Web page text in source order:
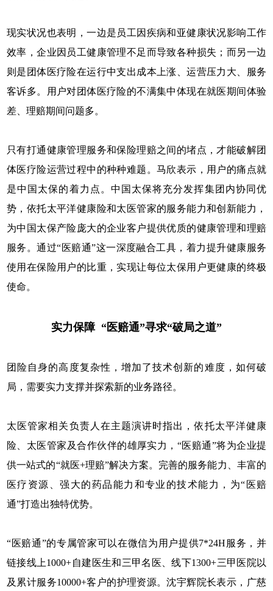
现实状况也表明，一边是员工因疾病和亚健康状况影响工作
效率，企业因员工健康管理不足而导致各种损失；而另一边
则是团体医疗险在运行中支出成本上涨、运营压力大、服务
客诉多。用户对团体医疗险的不满集中体现在就医期间体验
差、理赔期间问题多。
只有打通健康管理服务和保险理赔之间的堵点，才能破解团
体医疗险运营过程中的种种难题。马欣表示，用户的痛点就
是中国太保的着力点。中国太保将充分发挥集团内协同优
势，依托太平洋健康险和太医管家的服务能力和创新能力，
为中国太保产险庞大的企业客户提供优质的健康管理和理赔
服务。通过“医赔通”这一深度融合工具，着力提升健康服务
使用在保险用户的比重，实现让每位太保用户更健康的终极
使命。
实力保障 “医赔通”寻求“破局之道”
团险自身的高度复杂性，增加了技术创新的难度，如何破
局，需要实力支撑并探索新的业务路径。
太医管家相关负责人在主题演讲时指出，依托太平洋健康
险、太医管家及合作伙伴的雄厚实力，“医赔通”将为企业提
供一站式的“就医+理赔”解决方案。完善的服务能力、丰富的
医疗资源、强大的药品能力和专业的技术能力，为“医赔
通”打造出独特优势。
“医赔通”的专属管家可以在微信为用户提供7*24H服务，并
链接线上1000+自建医生和三甲名医、线下1300+三甲医院以
及累计服务10000+客户的护理资源。沈宇辉院长表示，广慈